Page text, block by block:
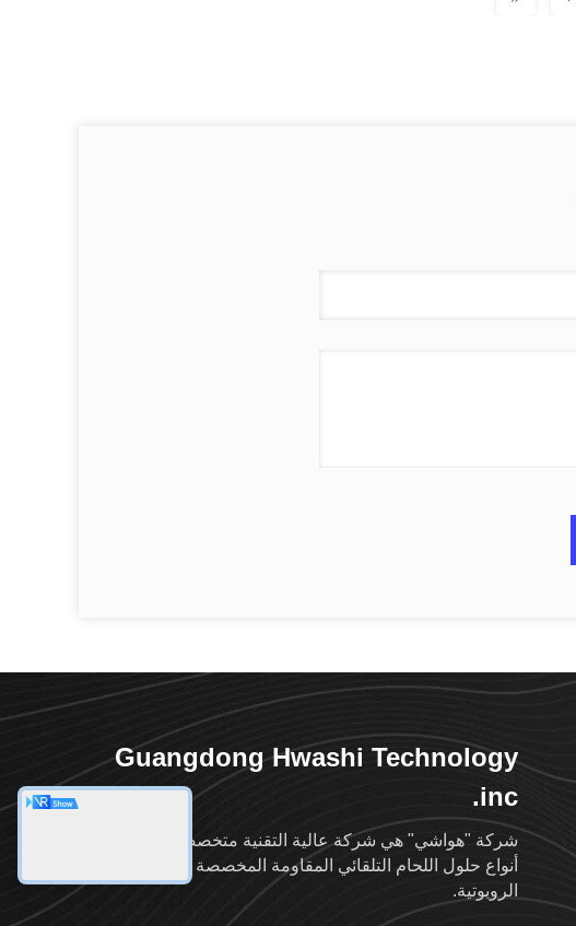
Guangdong Hwashi Technology
inc.
شركة "هواشي" هي شركة عالية التقنية متخصصة في جميع
أنواع حلول اللحام التلقائي المقاومة المخصصة والحلول
الروبوتية.